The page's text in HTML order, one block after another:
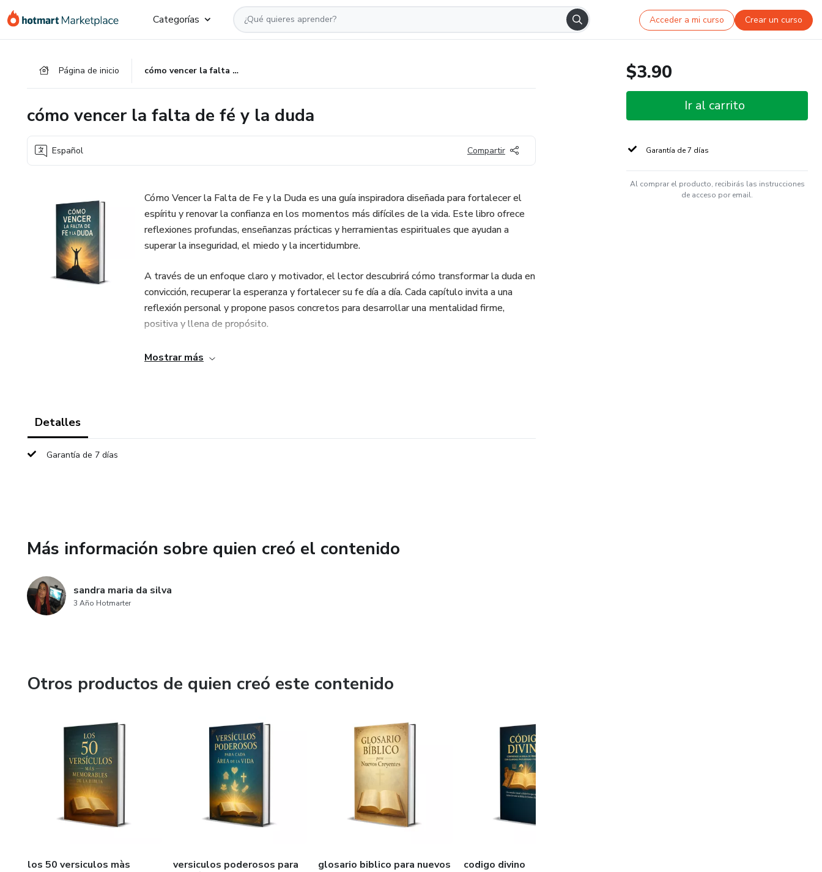
Categorías Acceder a mi curso Crear un curso
Página de inicio cómo vencer la falta de fé y la duda
cómo vencer la falta de fé y la duda
Español Compartir
Cómo Vencer la Falta de Fe y la Duda es una guía inspiradora diseñada para fortalecer el
espíritu y renovar la confianza en los momentos más difíciles de la vida. Este libro ofrece
reflexiones profundas, enseñanzas prácticas y herramientas espirituales que ayudan a
superar la inseguridad, el miedo y la incertidumbre.
A través de un enfoque claro y motivador, el lector descubrirá cómo transformar la duda en
convicción, recuperar la esperanza y fortalecer su fe día a día. Cada capítulo invita a una
reflexión personal y propone pasos concretos para desarrollar una mentalidad firme,
positiva y llena de propósito.
Ideal para quienes atraviesan momentos de crisis, buscan crecimiento espiritual o desean
Mostrar más
Detalles
Garantía de 7 días
Más información sobre quien creó el contenido
sandra maria da silva
3 Año Hotmarter
Otros productos de quien creó este contenido
los 50 versiculos màs
versiculos poderosos para
glosario biblico para nuevos
codigo divino
$3.90
Ir al carrito
Garantía de 7 días
Al comprar el producto, recibirás las instrucciones
de acceso por email.